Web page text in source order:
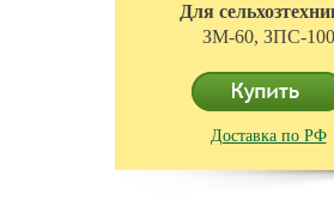
Для
ЗМ-60, ЗПС-100
Доставка по РФ